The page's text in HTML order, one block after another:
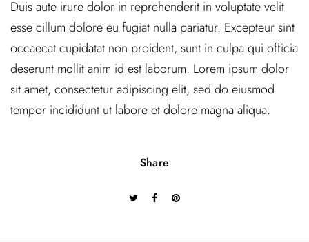
Duis aute irure dolor in reprehenderit in voluptate velit
esse cillum dolore eu fugiat nulla pariatur. Excepteur sint
occaecat cupidatat non proident, sunt in culpa qui officia
deserunt mollit anim id est laborum. Lorem ipsum dolor
sit amet, consectetur adipiscing elit, sed do eiusmod
tempor incididunt ut labore et dolore magna aliqua.
Share